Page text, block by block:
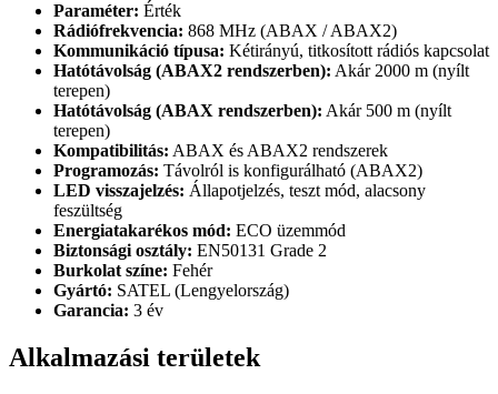
Paraméter: Érték
Rádiófrekvencia: 868 MHz (ABAX / ABAX2)
Kommunikáció típusa: Kétirányú, titkosított rádiós kapcsolat
Hatótávolság (ABAX2 rendszerben): Akár 2000 m (nyílt
terepen)
Hatótávolság (ABAX rendszerben): Akár 500 m (nyílt
terepen)
Kompatibilitás: ABAX és ABAX2 rendszerek
Programozás: Távolról is konfigurálható (ABAX2)
LED visszajelzés: Állapotjelzés, teszt mód, alacsony
feszültség
Energiatakarékos mód: ECO üzemmód
Biztonsági osztály: EN50131 Grade 2
Burkolat színe: Fehér
Gyártó: SATEL (Lengyelország)
Garancia: 3 év
Alkalmazási területek